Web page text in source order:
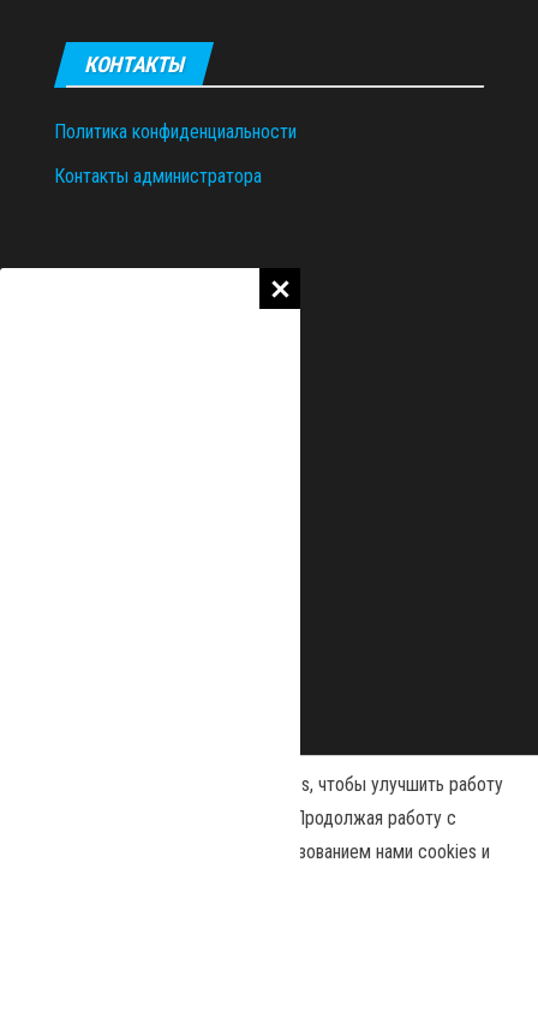
КОНТАКТЫ
Политика конфиденциальности
Контакты администратора
Наш сайт использует файлы cookies, чтобы улучшить работу
и повысить эффективность сайта. Продолжая работу с
сайтом, вы соглашаетесь с использованием нами cookies и